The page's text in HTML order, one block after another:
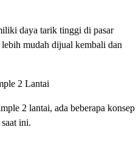
daya tarik tinggi di pasar
mudah dijual kembali dan
2 Lantai
2 lantai, ada beberapa konsep
ini.